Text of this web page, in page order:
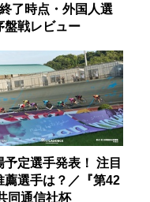
了時点・外国人選
盤戦レビュー
予定選手発表！ 注目
薦選手は？／『第42
同通信社杯